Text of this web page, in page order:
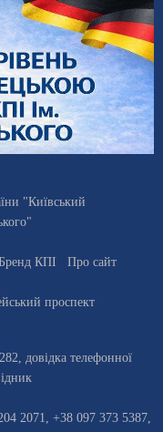
"Київський
КПІ
Про сайт
проспект
, довiдка телефонної
2071, +38 097 373 5387,